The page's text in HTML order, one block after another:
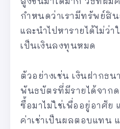
กำหนดว่าเรามีทรัพย์สิน
และนำไปหารายได้ไม่ว่
เป็นเงินลงทุนหมด
ตัวอย่างเช่น เงินฝากธ
พันธบัตรที่มีรายได้จาก
ซื้อมาไม่ใช่เพื่ออยู่อาศัย
ค่าเช่าเป็นผลตอบแทน